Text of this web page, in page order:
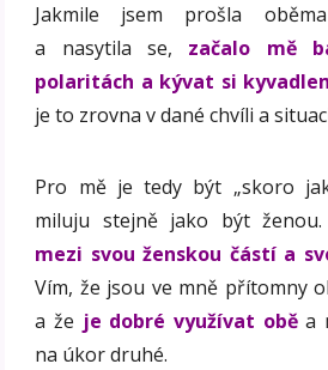
Jakmile jsem prošla
a nasytila se, začalo mě
polaritách a kývat si
je to zrovna v dané chvíli a
Pro mě je tedy být „skoro
miluju stejně jako být ženou.
mezi svou ženskou částí a
Vím, že jsou ve mně přítomny
a že je dobré využívat oběa
na úkor druhé.